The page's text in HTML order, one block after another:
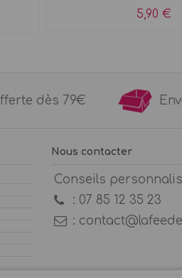
5,90 €
dès 79€
Nous contacter
Conseils
: 07 85 12 35 23
: